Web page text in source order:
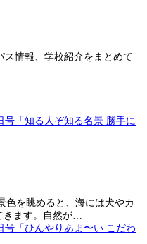
ス情報、学校紹介をまとめて
色を眺めると、海には犬やカ
ます。自然が…